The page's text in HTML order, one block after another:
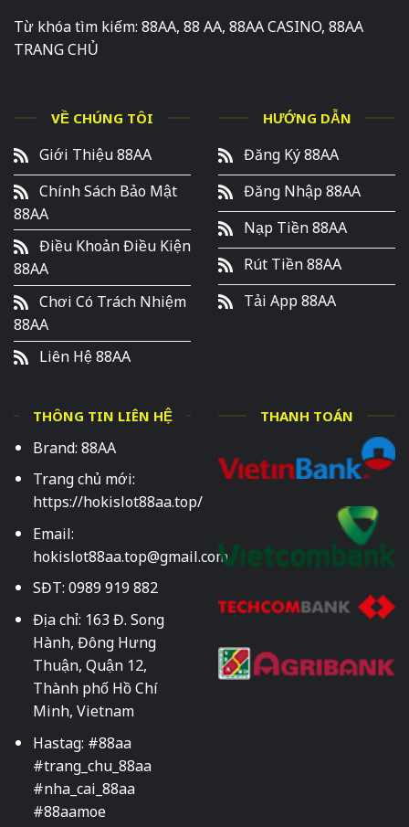
Từ khóa tìm kiếm: 88AA, 88 AA, 88AA CASINO, 88AA
TRANG CHỦ
VỀ CHÚNG TÔI
Giới Thiệu 88AA
Chính Sách Bảo Mật
88AA
Điều Khoản Điều Kiện
88AA
Chơi Có Trách Nhiệm
88AA
Liên Hệ 88AA
HƯỚNG DẪN
Đăng Ký 88AA
Đăng Nhập 88AA
Nạp Tiền 88AA
Rút Tiền 88AA
Tải App 88AA
THÔNG TIN LIÊN HỆ
Brand: 88AA
Trang chủ mới:
https://hokislot88aa.top/
Email:
hokislot88aa.top@gmail.com
SĐT: 0989 919 882
Địa chỉ: 163 Đ. Song
Hành, Đông Hưng
Thuận, Quận 12,
Thành phố Hồ Chí
Minh, Vietnam
Hastag: #88aa
#trang_chu_88aa
#nha_cai_88aa
#88aamoe
THANH TOÁN